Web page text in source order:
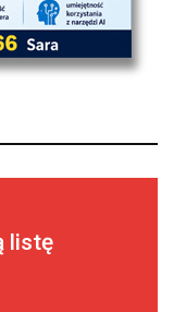
listę